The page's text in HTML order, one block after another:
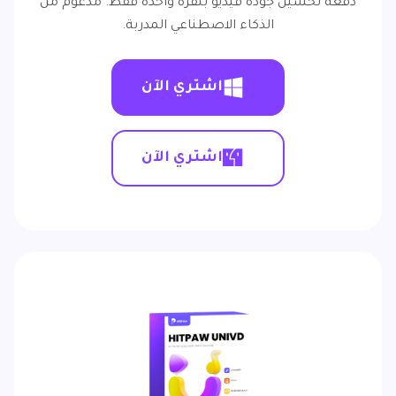
دفعة تحسين جودة فيديو بنقرة واحدة فقط. مدعوم من
الذكاء الاصطناعي المدربة.
اشتري الآن
اشتري الآن